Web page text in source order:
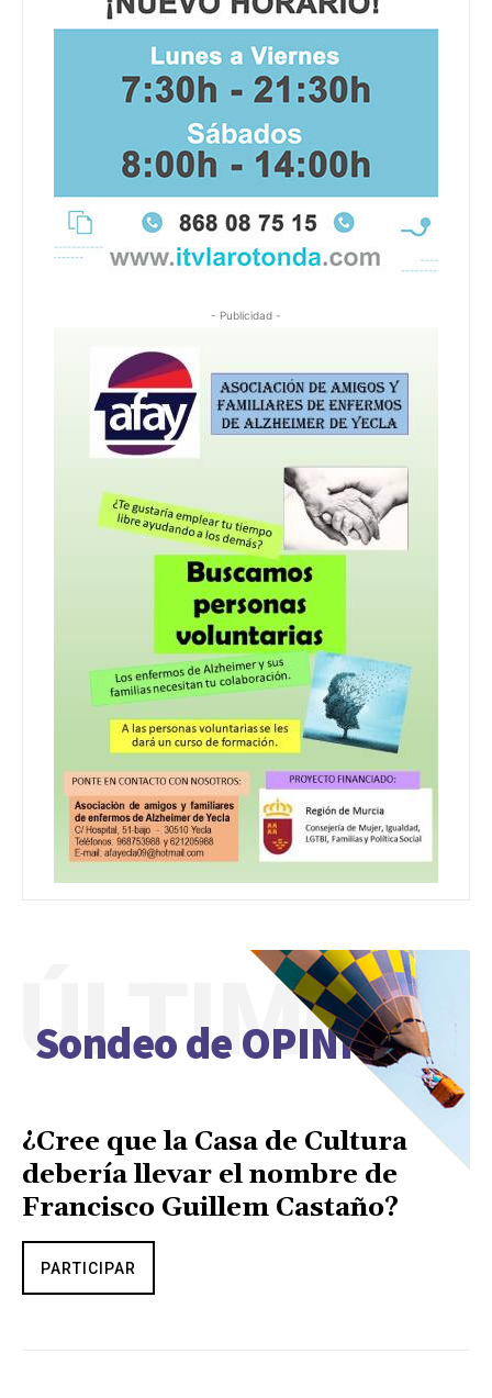
- Publicidad -
Sondeo de OPINIÓN
ÚLTIMO
¿Cree que la Casa de Cultura
debería llevar el nombre de
Francisco Guillem Castaño?
PARTICIPAR